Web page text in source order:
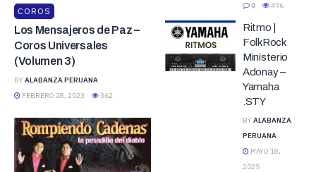
COROS
Los Mensajeros de Paz –
Coros Universales
(Volumen 3)
BY ALABANZA PERUANA
FEBRERO 28, 2023
362
0
496
Ritmo |
FolkRock
Ministerio
Adonay –
Yamaha
.STY
BY ALABANZA
PERUANA
MAYO 18,
2025